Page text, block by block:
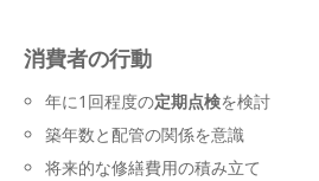
消費者の行動
年に1回程度の定期点検を検討
築年数と配管の関係を意識
将来的な修繕費用の積み立て